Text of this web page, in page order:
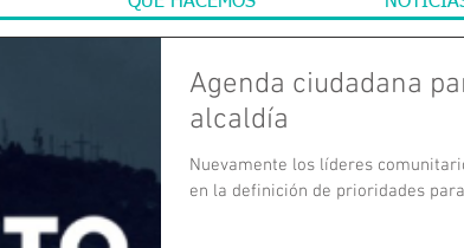
Agenda ciudadana
alcaldía
Nuevamente los líderes
en la definición de prioridades